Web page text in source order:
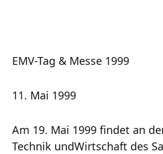
EMV-Tag & Messe 1999
11. Mai 1999
Am 19. Mai 1999 findet an
Technik undWirtschaft des